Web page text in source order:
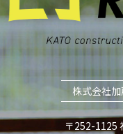
株式会社
〒252-1125